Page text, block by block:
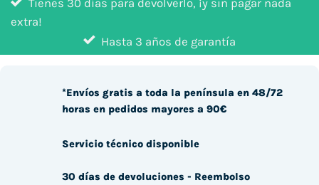
Tienes 30 días para devolverlo, ¡y sin pagar nada
extra!
Hasta 3 años de garantía
*Envíos gratis a toda la península en 48/72
horas en pedidos mayores a 90€
Servicio técnico disponible
30 días de devoluciones - Reembolso